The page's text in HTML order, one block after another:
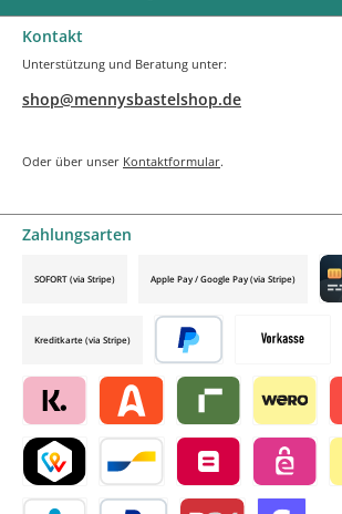
Kontakt
Unterstützung und Beratung unter:
shop@mennysbastelshop.de
Oder über unser Kontaktformular.
Zahlungsarten
Vorkasse
Klarna by mollieAlma by mollieRiverty by mollie
Wero
TWINT by mollieBancontact by mollie
Belfius by mollieeps by mollie
SOFORT (via Stripe) Apple Pay / Google Pay (via Stripe)
Kreditkarte (via Stripe)
Später bezahlen